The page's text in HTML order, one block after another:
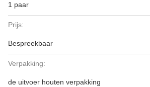
1 paar
Prijs:
Bespreekbaar
Verpakking:
de uitvoer houten verpakking